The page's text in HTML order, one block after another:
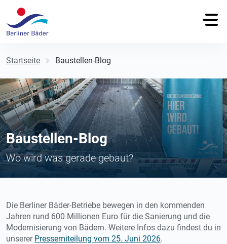
Startseite Baustellen-Blog
Baustellen-Blog
Wo wird was gerade gebaut?
Die Berliner Bäder-Betriebe bewegen in den kommenden
Jahren rund 600 Millionen Euro für die Sanierung und die
Modernisierung von Bädern. Weitere Infos dazu findest du in
unserer Pressemiteilung vom 25. Juni 2026.